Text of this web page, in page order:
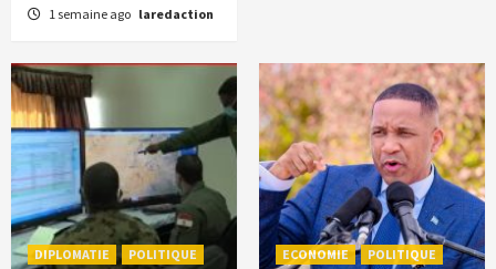
1 semaine ago laredaction
DIPLOMATIE
POLITIQUE
ECONOMIE
POLITIQUE